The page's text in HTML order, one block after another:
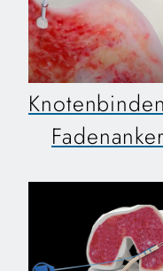
Fadenanker